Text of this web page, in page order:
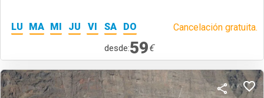
LU MA MI JU VI SA DO Cancelación gratuita.
desde:59€